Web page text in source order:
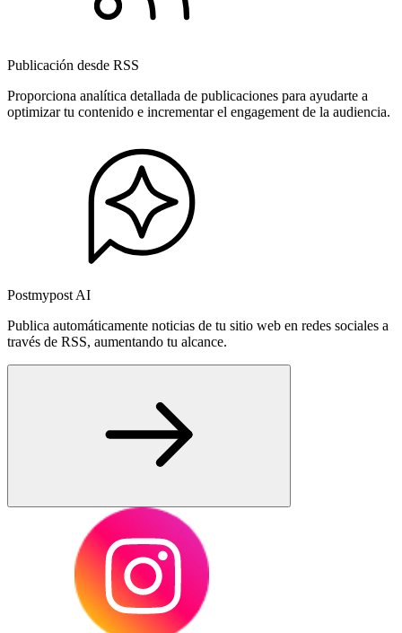
Publicación desde RSS
Proporciona analítica detallada de publicaciones para ayudarte a
optimizar tu contenido e incrementar el engagement de la audiencia.
Postmypost AI
Publica automáticamente noticias de tu sitio web en redes sociales a
través de RSS, aumentando tu alcance.